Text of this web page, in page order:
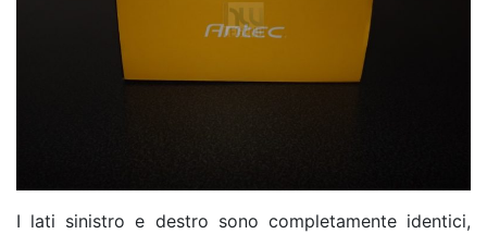
I lati sinistro e destro sono completamente identici,